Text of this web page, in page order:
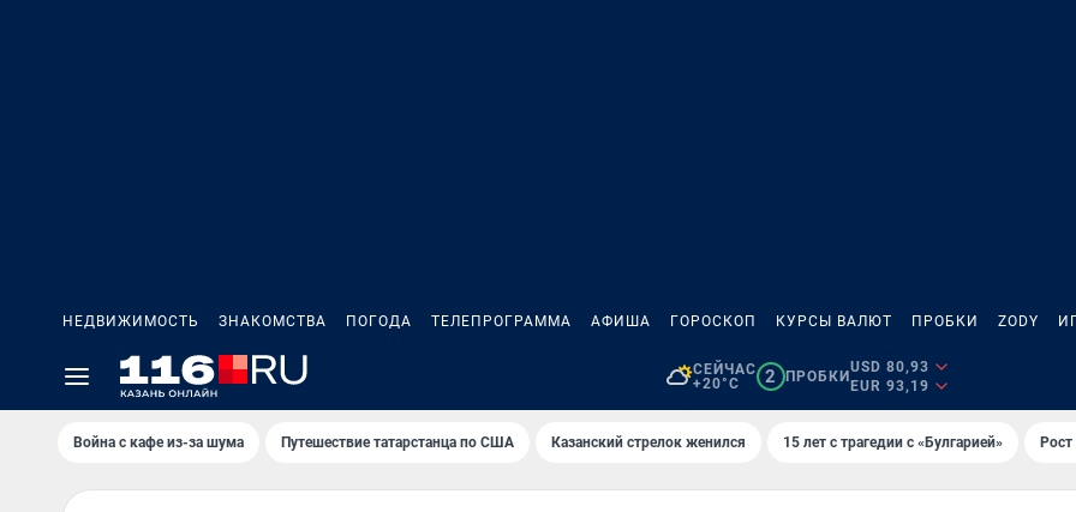
НЕДВИЖИМОСТЬ ЗНАКОМСТВА ПОГОДА ТЕЛЕПРОГРАММА АФИША ГОРОСКОП КУРСЫ ВАЛЮТ ПРОБКИ ZODY
СЕЙЧАС
+20°C
2 ПРОБКИ
USD 80,93
EUR 93,19
Война с кафе из-за шума Путешествие татарстанца по США Казанский стрелок женился 15 лет с трагедии с «Булгарией»